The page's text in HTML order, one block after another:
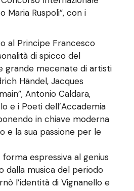
Maria Ruspoli”, con i
al Principe Francesco
di spicco del
grande mecenate di artisti
Händel, Jacques
Antonio Caldara,
e i Poeti dell’Accademia
in chiave moderna
e la sua passione per le
espressiva al genius
dalla musica del periodo
l’identità di Vignanello e